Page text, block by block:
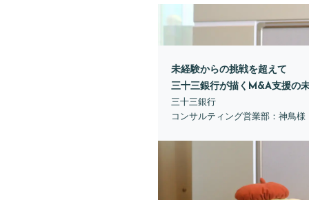
未経験からの挑戦を超えて
三十三銀行が描くM&A支援の
三十三銀行
コンサルティング営業部：神鳥様